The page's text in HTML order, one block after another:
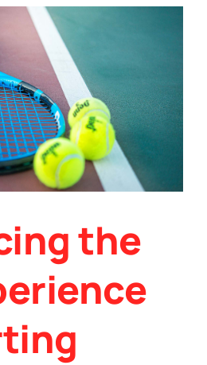
the